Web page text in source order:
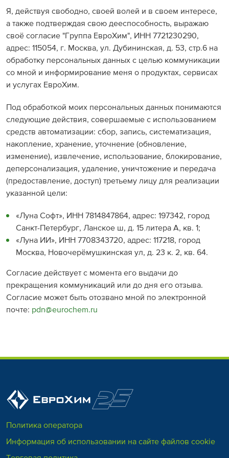
Я, действуя свободно, своей волей и в своем интересе,
а также подтверждая свою дееспособность, выражаю
своё согласие "Группа ЕвроХим", ИНН 7721230290,
адрес: 115054, г. Москва, ул. Дубининская, д. 53, стр.6 на
обработку персональных данных с целью коммуникации
со мной и информирование меня о продуктах, сервисах
и услугах ЕвроХим.
Под обработкой моих персональных данных понимаются
следующие действия, совершаемые с использованием
средств автоматизации: сбор, запись, систематизация,
накопление, хранение, уточнение (обновление,
изменение), извлечение, использование, блокирование,
деперсонализация, удаление, уничтожение и передача
(предоставление, доступ) третьему лицу для реализации
указанной цели:
«Луна Софт», ИНН 7814847864, адрес: 197342, город
Санкт-Петербург, Ланское ш, д. 15 литера А, кв. 1;
«Луна ИИ», ИНН 7708343720, адрес: 117218, город
Москва, Новочерёмушкинская ул, д. 23 к. 2, кв. 64.
Согласие действует с момента его выдачи до
прекращения коммуникаций или до дня его отзыва.
Согласие может быть отозвано мной по электронной
почте: pdn@eurochem.ru
Политика оператора
Информация об использовании на сайте файлов cookie